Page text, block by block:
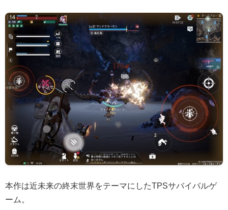
本作は近未来の終末世界をテーマにしたTPSサバイバルゲ
ーム。